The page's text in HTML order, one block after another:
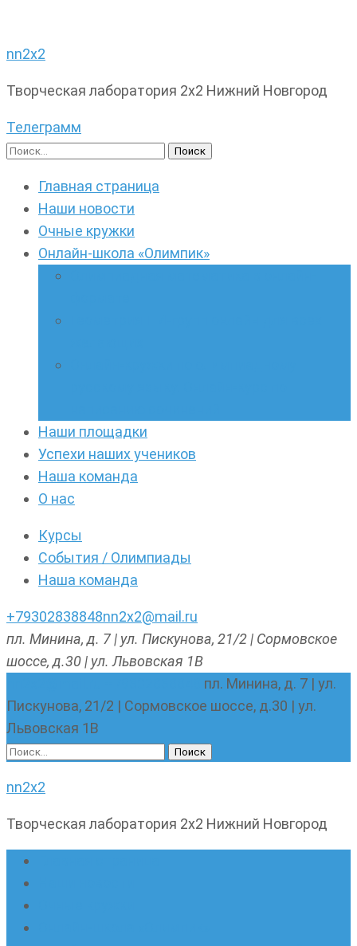
nn2x2
Творческая лаборатория 2х2 Нижний Новгород
Телеграмм
Найти:
Главная страница
Наши новости
Очные кружки
Онлайн-школа «Олимпик»
Наши площадки
Успехи наших учеников
Наша команда
О нас
Курсы
События / Олимпиады
Наша команда
+79302838848nn2x2@mail.ru
пл. Минина, д. 7 | ул. Пискунова, 21/2 | Сормовское
шоссе, д.30 | ул. Львовская 1В
пл. Минина, д. 7 | ул.
Пискунова, 21/2 | Сормовское шоссе, д.30 | ул.
Львовская 1В
Найти:
nn2x2
Творческая лаборатория 2х2 Нижний Новгород